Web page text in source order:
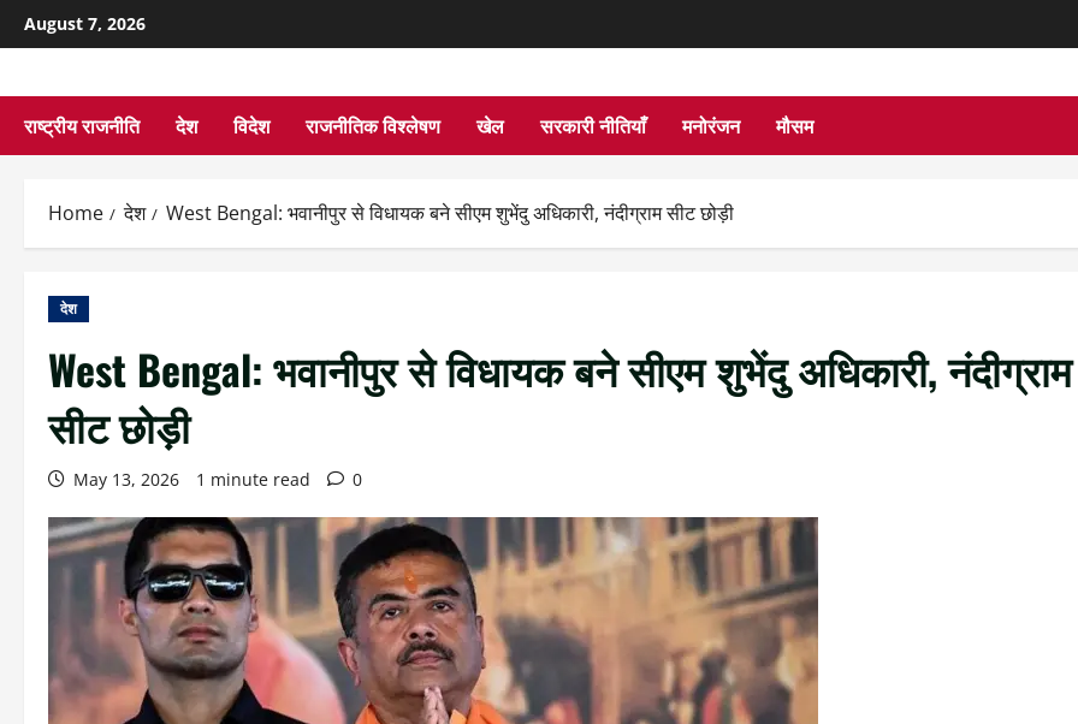
August 7, 2026
राष्ट्रीय राजनीति देश विदेश राजनीतिक विश्लेषण खेल सरकारी नीतियाँ मनोरंजन मौसम
Home देश West Bengal: भवानीपुर से विधायक बने सीएम शुभेंदु अधिकारी, नंदीग्राम सीट छोड़ी
देश
West Bengal: भवानीपुर से विधायक बने सीएम शुभेंदु अधिकारी, नंदीग्राम
सीट छोड़ी
May 13, 2026 1 minute read 0